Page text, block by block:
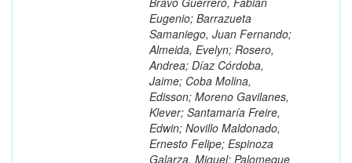
Eugenio; Barrazueta
Samaniego, Juan Fernando;
Almeida, Evelyn; Rosero,
Andrea; Díaz Córdoba,
Jaime; Coba Molina,
Edisson; Moreno Gavilanes,
Klever; Santamaría Freire,
Edwin; Novillo Maldonado,
Ernesto Felipe; Espinoza
Galarza, Miguel; Palomeque